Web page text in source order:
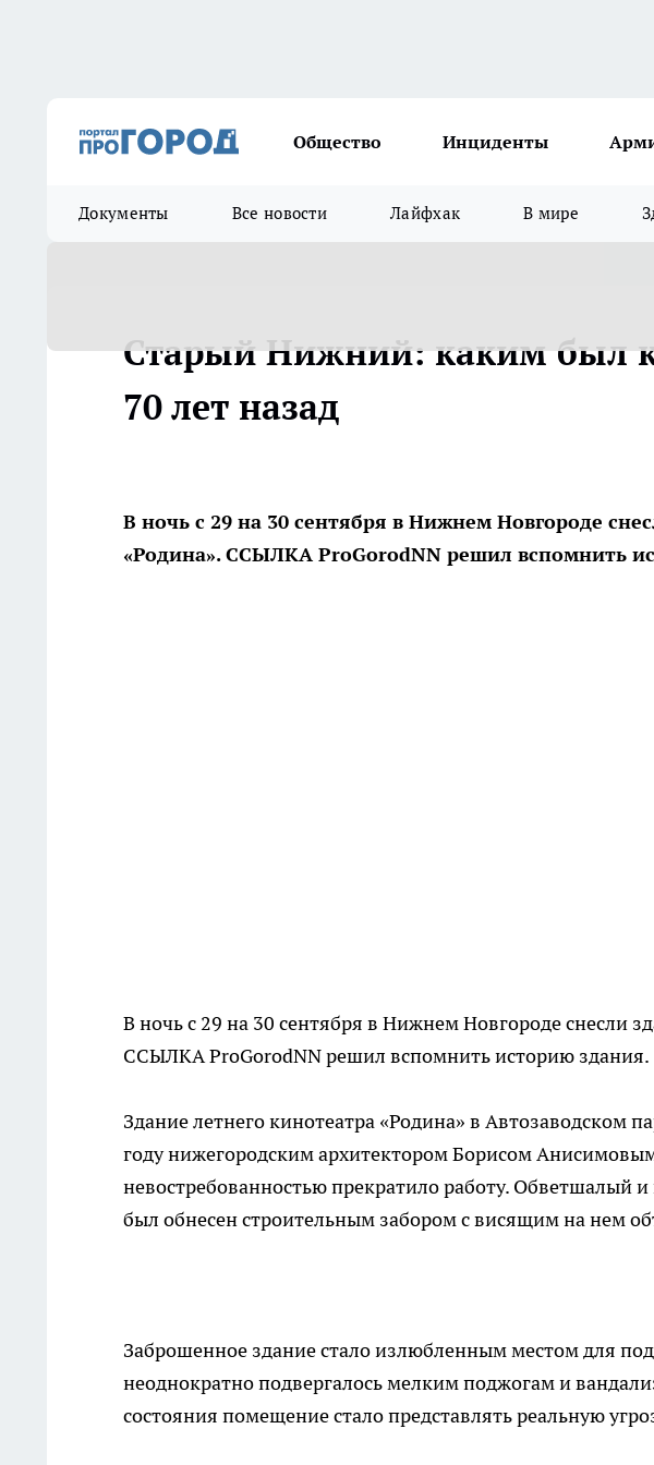
Общество Инциденты
Документы Все новости Лайфхак В мире
Старый Нижний: каким был
70 лет назад
В ночь с 29 на 30 сентября в Нижнем Новгороде
«Родина». ССЫЛКА ProGorodNN решил вспомнить
В ночь с 29 на 30 сентября в Нижнем Новгороде снесли
ССЫЛКА ProGorodNN решил вспомнить историю здания.
Здание летнего кинотеатра «Родина» в Автозаводском
году нижегородским архитектором Борисом
невостребованностью прекратило работу. Обветшалый
был обнесен строительным забором с висящим на нем
Заброшенное здание стало излюбленным местом для
неоднократно подвергалось мелким поджогам и
состояния помещение стало представлять реальную